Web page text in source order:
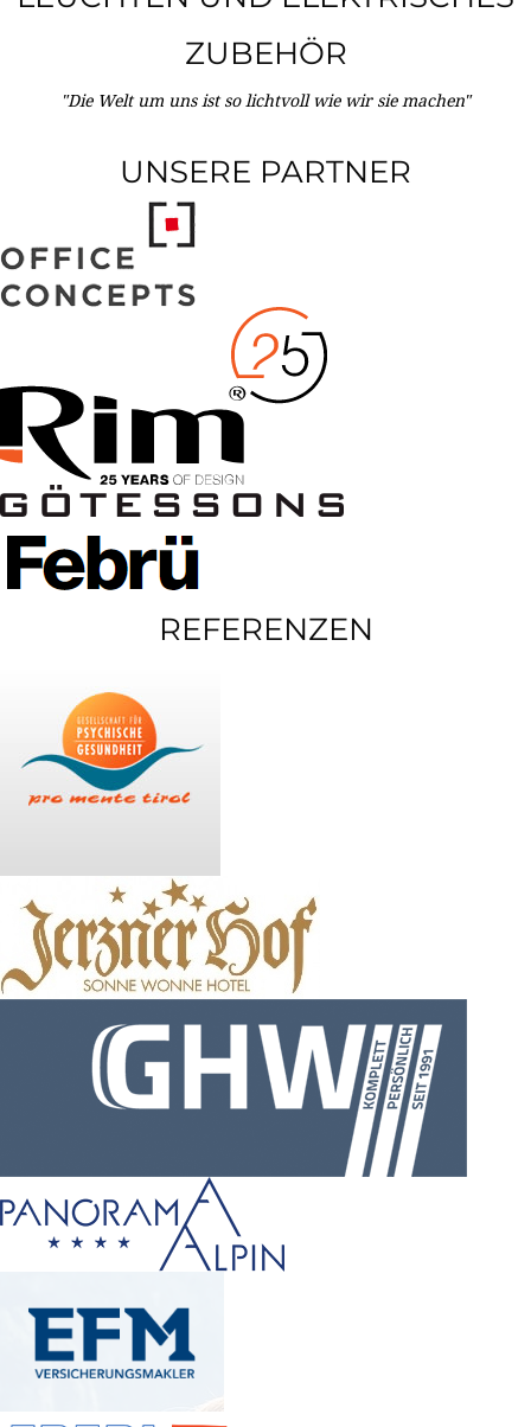
ZUBEHÖR
"Die Welt um uns ist so lichtvoll wie wir sie machen"
UNSERE PARTNER
REFERENZEN